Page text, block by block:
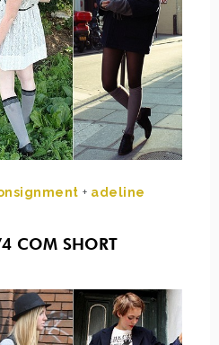
+ adeline
COM SHORT